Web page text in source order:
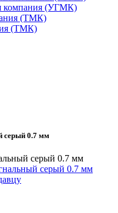
компания (УГМК)
(ТМК)
серый 0.7 мм
серый 0.7 мм